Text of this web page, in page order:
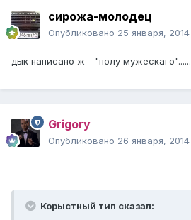
сирожа-молодец
Опубликовано 25 января, 2014
дык написано ж - "полу мужескаго"......
Grigory
Опубликовано 26 января, 2014
Корыстный тип сказал: